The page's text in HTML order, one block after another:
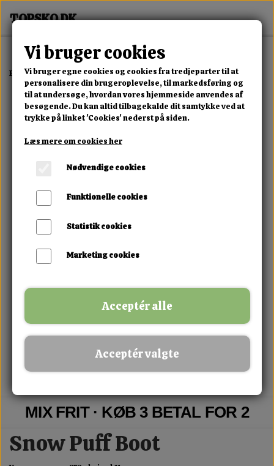
Forside Dame Alle Damesko Snow Puff Boot
MIX FRIT · KØB 3 BETAL FOR 2
Snow Puff Boot
Vi bruger cookies
Vi bruger egne cookies og cookies fra tredjeparter til at
personalisere din brugeroplevelse, til markedsføring og
til at undersøge, hvordan vores hjemmeside anvendes af
besøgende. Du kan altid tilbagekalde dit samtykke ved at
trykke på linket 'Cookies' nederst på siden.
Læs mere om cookies her
Nødvendige cookies
Funktionelle cookies
Statistik cookies
Marketing cookies
Acceptér alle
Acceptér valgte